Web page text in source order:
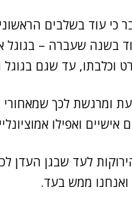
כי עוד בשלבים
בשנה שעברה – בגוגל
וכלבתו, עד שגם בגוגל
ומרגשת לכך שמאחורי
אישיים ואפילו
לעד שבגן העדן
ואנחנו ממש בעד.